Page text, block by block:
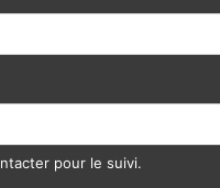
pour le suivi.